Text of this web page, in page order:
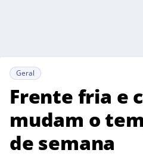
Geral
Frente fria e
mudam o
de semana